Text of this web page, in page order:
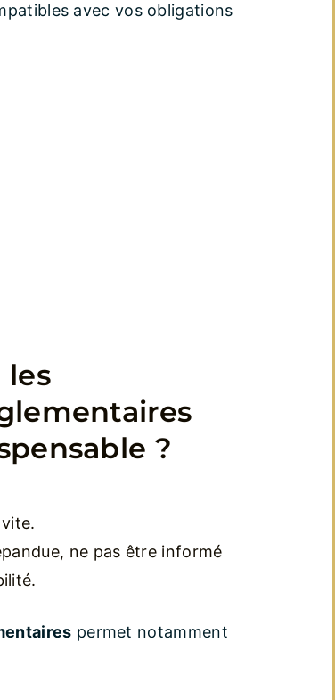
avec vos obligations
les
?
ne pas être informé
permet notamment